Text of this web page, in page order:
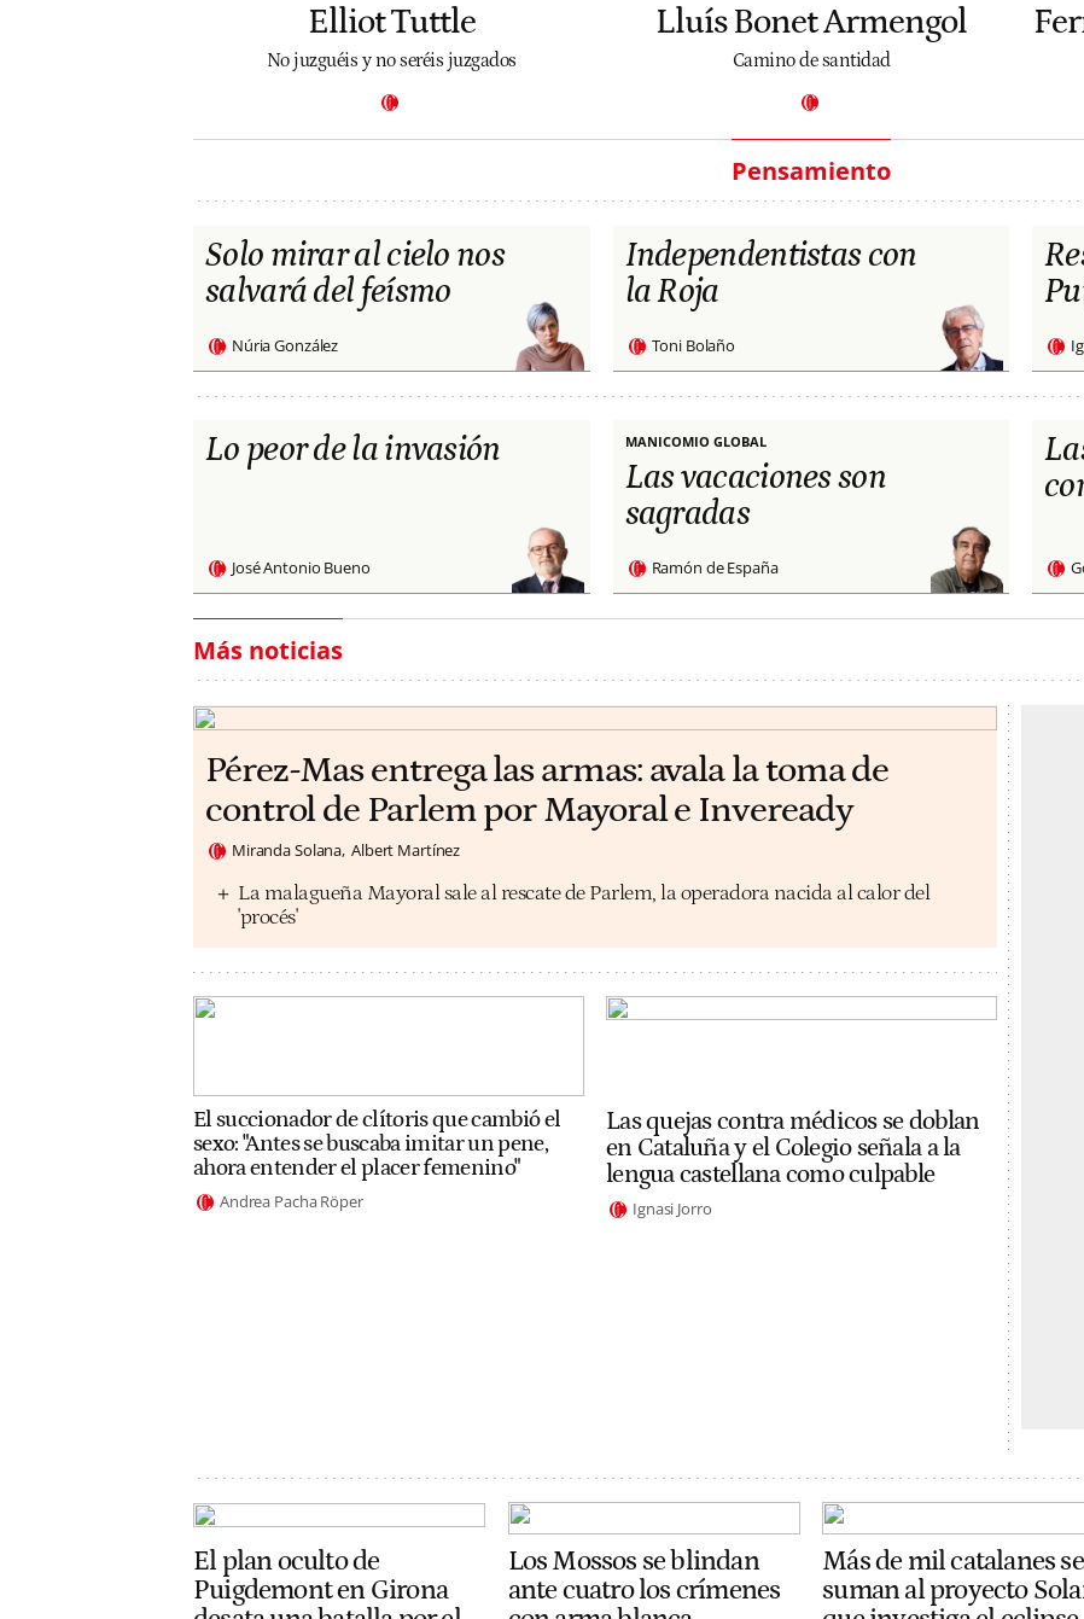
Elliot Tuttle
No juzguéis y no seréis juzgados
Lluís Bonet Armengol
Camino de santidad
Pensamiento
Solo mirar al cielo nos
salvará del feísmo
Núria González
Independentistas con
la Roja
Toni Bolaño
Lo peor de la invasión
José Antonio Bueno
MANICOMIO GLOBAL
Las vacaciones son
sagradas
Ramón de España
Más noticias
Pérez-Mas entrega las armas: avala la toma de
control de Parlem por Mayoral e Inveready
Miranda Solana Albert Martínez
La malagueña Mayoral sale al rescate de Parlem, la operadora nacida al calor del
'procés'
El succionador de clítoris que cambió el
sexo: "Antes se buscaba imitar un pene,
ahora entender el placer femenino"
Andrea Pacha Röper
Las quejas contra médicos se doblan
en Cataluña y el Colegio señala a la
lengua castellana como culpable
Ignasi Jorro
El plan oculto de
Puigdemont en Girona
Los Mossos se blindan
ante cuatro los crímenes
Más de mil catalanes se
suman al proyecto